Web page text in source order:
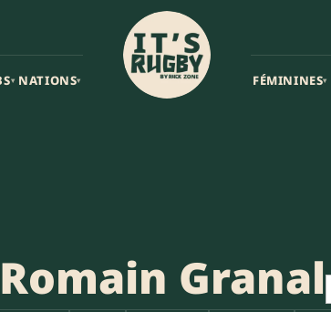
▾ NATIONS▾ FÉMININES▾
Romain Granal